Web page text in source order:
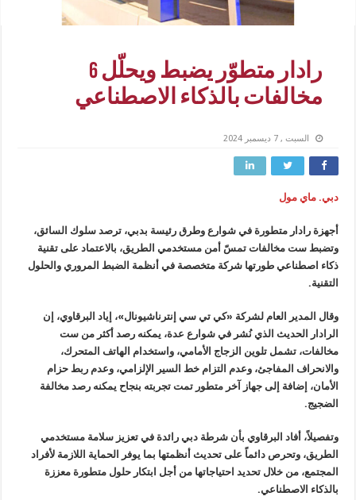
رادار متطوّر يضبط ويحلّل 6
مخالفات بالذكاء الاصطناعي
السبت , 7 ديسمبر 2024
دبي. ماي مول
أجهزة رادار متطورة في شوارع وطرق رئيسة بدبي، ترصد سلوك السائق،
وتضبط ست مخالفات تمسّ أمن مستخدمي الطريق، بالاعتماد على تقنية
ذكاء اصطناعي طورتها شركة متخصصة في أنظمة الضبط المروري والحلول
التقنية.
وقال المدير العام لشركة «كي تي سي إنترناشيونال»، إياد البرقاوي، إن
الرادار الحديث الذي نُشر في شوارع عدة، يمكنه رصد أكثر من ست
مخالفات، تشمل تلوين الزجاج الأمامي، واستخدام الهاتف المتحرك،
والانحراف المفاجئ، وعدم التزام خط السير الإلزامي، وعدم ربط حزام
الأمان، إضافة إلى جهاز آخر متطور تمت تجربته بنجاح يمكنه رصد مخالفة
الضجيج.
وتفصيلاً، أفاد البرقاوي بأن شرطة دبي رائدة في تعزيز سلامة مستخدمي
الطريق، وتحرص دائماً على تحديث أنظمتها بما يوفر الحماية اللازمة لأفراد
المجتمع، من خلال تحديد احتياجاتها من أجل ابتكار حلول متطورة معززة
بالذكاء الاصطناعي.